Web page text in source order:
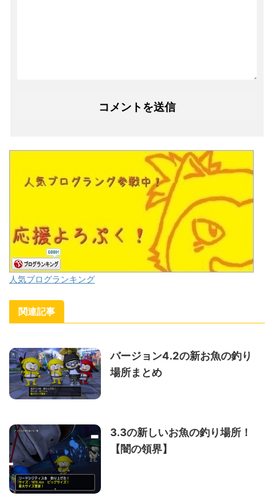
人気ブログランキング
関連記事
バージョン4.2の新お魚の釣り
場所まとめ
3.3の新しいお魚の釣り場所！
【闇の領界】